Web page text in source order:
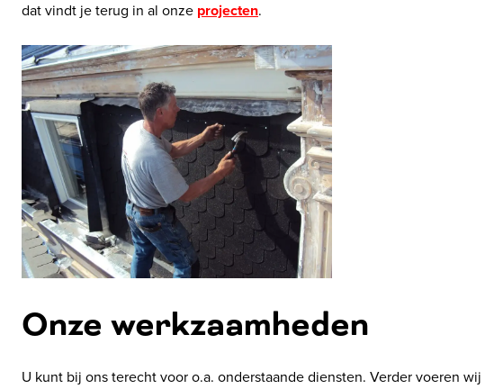
dat vindt je terug in al onze projecten.
Onze werkzaamheden
U kunt bij ons terecht voor o.a. onderstaande diensten. Verder voeren